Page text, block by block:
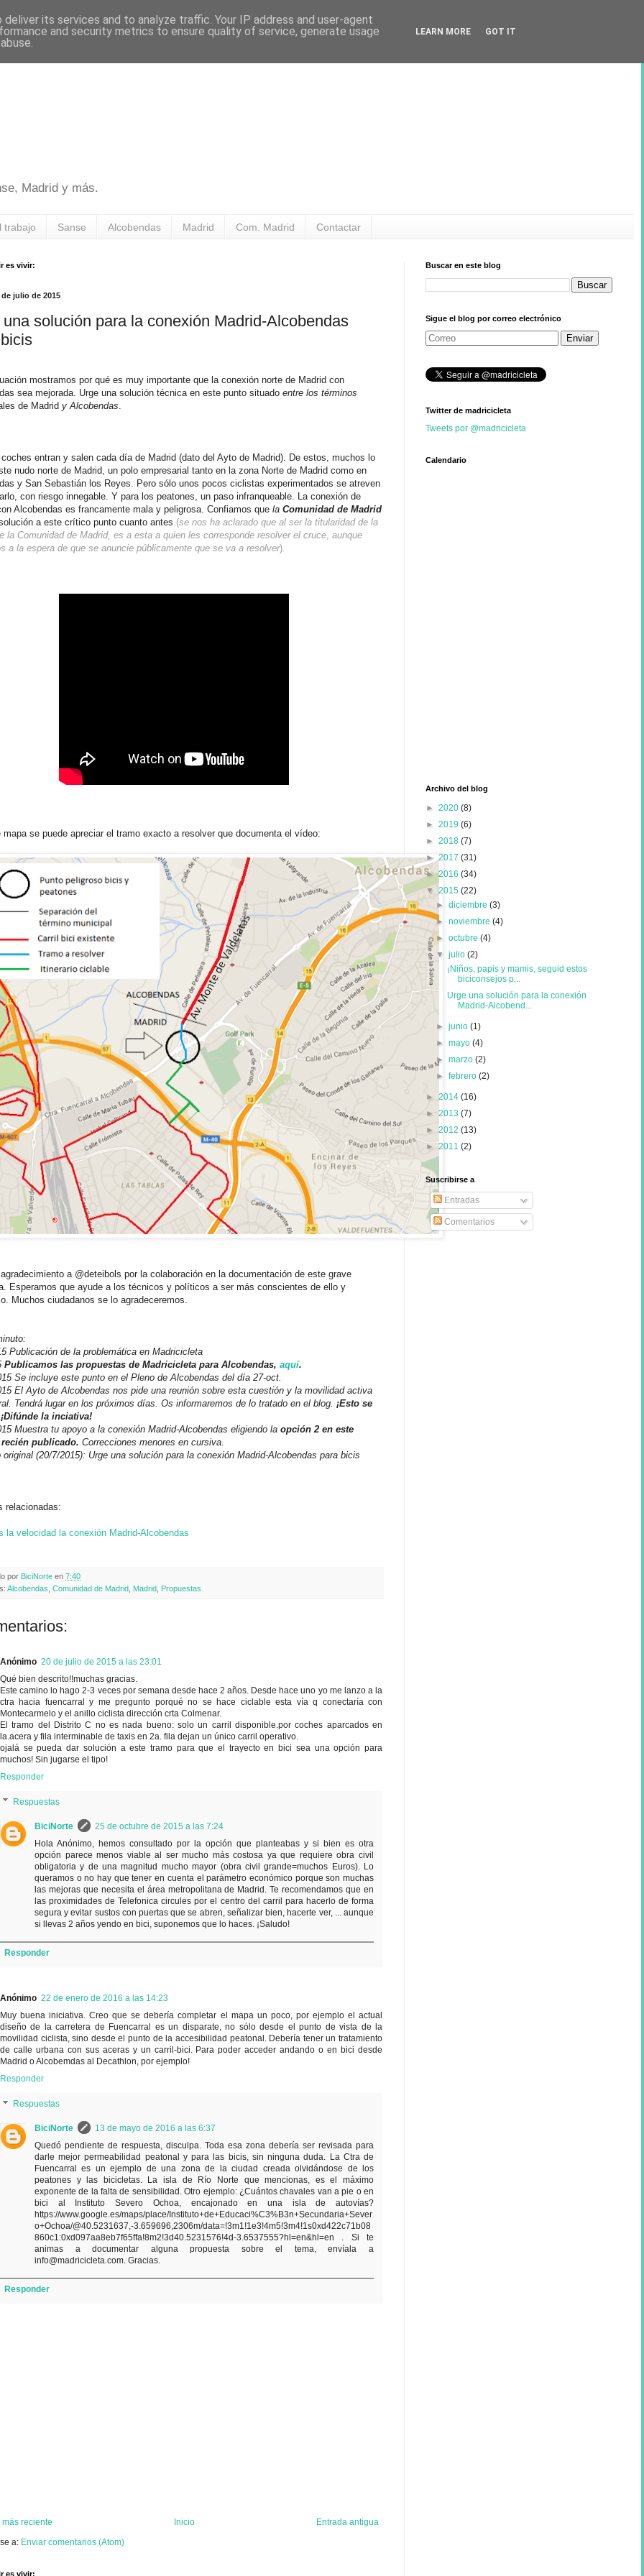
Madrid y más.
trabajo Sanse Alcobendas Madrid Com. Madrid Contactar
es vivir:
julio de 2015
solución para la conexión Madrid-Alcobendas
mostramos por qué es muy importante que la conexión norte de Madrid con
sea mejorada. Urge una solución técnica en este punto situado entre los términos
de Madrid y Alcobendas
entran y salen cada día de Madrid (dato del Ayto de Madrid). De estos, muchos lo
nudo norte de Madrid, un polo empresarial tanto en la zona Norte de Madrid como en
y San Sebastián los Reyes. Pero sólo unos pocos ciclistas experimentados se atreven
con riesgo innegable. Y para los peatones, un paso infranqueable. La conexión de
Alcobendas es francamente mala y peligrosa. Confiamos que la Comunidad de Madrid
a este crítico punto cuanto antes (se nos ha aclarado que al ser la titularidad de la
la Comunidad de Madrid, es a esta a quien les corresponde resolver el cruce aunque
a la espera de que se anuncie públicamente que se va a resolver).
se puede apreciar el tramo exacto a resolver que documenta el vídeo:
a @deteibols por la colaboración en la documentación de este grave
Esperamos que ayude a los técnicos y políticos a ser más conscientes de ello y
Muchos ciudadanos se lo agradeceremos.
Publicación de la problemática en Madricicleta
Publicamos las propuestas de Madricicleta para Alcobendas, aquí.
Se incluye este punto en el Pleno de Alcobendas del día 27-oct.
El Ayto de Alcobendas nos pide una reunión sobre esta cuestión y la movilidad activa
Tendrá lugar en los próximos días. Os informaremos de lo tratado en el blog. ¡Esto se
Difúnde la inciativa!
Muestra tu apoyo a la conexión Madrid-Alcobendas eligiendo la opción 2 en este
publicado. Correcciones menores en cursiva.
(20/7/2015): Urge una solución para la conexión Madrid-Alcobendas para bicis
relacionadas:
la velocidad la conexión Madrid-Alcobendas
por BiciNorte en 7:40
Alcobendas Comunidad de Madrid Madrid Propuestas
Anónimo 20 de julio de 2015 a las 23:01
Qué bien descrito!!muchas gracias.
Este camino lo hago 2-3 veces por semana desde hace 2 años. Desde hace uno yo me lanzo a la
ctra hacia fuencarral y me pregunto porqué no se hace ciclable esta vía q conectaría con
Montecarmelo y el anillo ciclista dirección crta Colmenar.
El tramo del Distrito C no es nada bueno: solo un carril disponible.por coches aparcados en
la.acera y fila interminable de taxis en 2a. fila dejan un único carril operativo.
ojalá se pueda dar solución a este tramo para que el trayecto en bici sea una opción para
muchos! Sin jugarse el tipo!
Responder
Respuestas
BiciNorte
25 de octubre de 2015 a las 7:24
Hola Anónimo, hemos consultado por la opción que planteabas y si bien es otra
opción parece menos viable al ser mucho más costosa ya que requiere obra civil
obligatoria y de una magnitud mucho mayor (obra civil grande=muchos Euros). Lo
queramos o no hay que tener en cuenta el parámetro económico porque son muchas
las mejoras que necesita el área metropolitana de Madrid. Te recomendamos que en
las proximidades de Telefonica circules por el centro del carril para hacerlo de forma
segura y evitar sustos con puertas que se abren, señalizar bien, hacerte ver, ... aunque
si llevas 2 años yendo en bici, suponemos que lo haces. ¡Saludo!
Responder
Anónimo 22 de enero de 2016 a las 14:23
Muy buena iniciativa. Creo que se debería completar el mapa un poco, por ejemplo el actual
diseño de la carretera de Fuencarral es un disparate, no sólo desde el punto de vista de la
movilidad ciclista, sino desde el punto de la accesibilidad peatonal. Debería tener un tratamiento
de calle urbana con sus aceras y un carril-bici. Para poder acceder andando o en bici desde
Madrid o Alcobemdas al Decathlon, por ejemplo!
Responder
Respuestas
BiciNorte
13 de mayo de 2016 a las 6:37
Quedó pendiente de respuesta, disculpa. Toda esa zona debería ser revisada para
darle mejor permeabilidad peatonal y para las bicis, sin ninguna duda. La Ctra de
Fuencarral es un ejemplo de una zona de la ciudad creada olvidándose de los
peatones y las bicicletas. La isla de Río Norte que mencionas, es el máximo
exponente de la falta de sensibilidad. Otro ejemplo: ¿Cuántos chavales van a pie o en
bici al Instituto Severo Ochoa, encajonado en una isla de autovías?
https://www.google.es/maps/place/Instituto+de+Educaci%C3%B3n+Secundaria+Sever
o+Ochoa/@40.5231637,-3.659696,2306m/data=!3m1!1e3!4m5!3m4!1s0xd422c71b08
860c1:0xd097aa8eb7f65ffa!8m2!3d40.5231576!4d-3.6537555?hl=en&hl=en . Si te
animas a documentar alguna propuesta sobre el tema, envíala a
info@madricicleta.com. Gracias.
Responder
reciente Entrada antigua
Inicio
a: Enviar comentarios (Atom)
es vivir:
Buscar en este blog
Sigue el blog por correo electrónico
Twitter de madricicleta
Tweets por @madricicleta
Calendario
Archivo del blog
► 2020 (8)
► 2019 (6)
► 2018 (7)
► 2017 (31)
►2016 (34)
▼ 2015 (22)
►diciembre(3)
►noviembre(4)
►octubre(4)
▼julio(2)
¡Niños, papis y mamis, seguid estos
biciconsejos p...
Urge una solución para la conexión
Madrid-Alcobend...
►junio(1)
►mayo(4)
►marzo(2)
►febrero(2)
► 2014 (16)
► 2013 (7)
► 2012 (13)
► 2011 (2)
Suscribirse a
Entradas
Comentarios
its services and to analyze traffic. Your IP address and user-agent
and security metrics to ensure quality of service, generate usage
LEARN MORE GOT IT